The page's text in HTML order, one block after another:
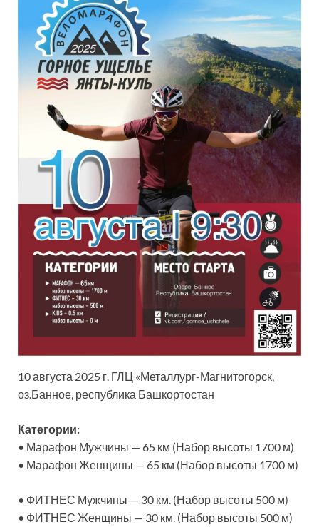
10 августа 2025 г. ГЛЦ «Металлург-Магнитогорск,
оз.Банное, республика Башкортостан
Категории:
• Марафон Мужчины — 65 км (Набор высоты 1700 м)
• Марафон Женщины — 65 км (Набор высоты 1700 м)
• ФИТНЕС Мужчины — 30 км. (Набор высоты 500 м)
• ФИТНЕС Женщины — 30 км. (Набор высоты 500 м)